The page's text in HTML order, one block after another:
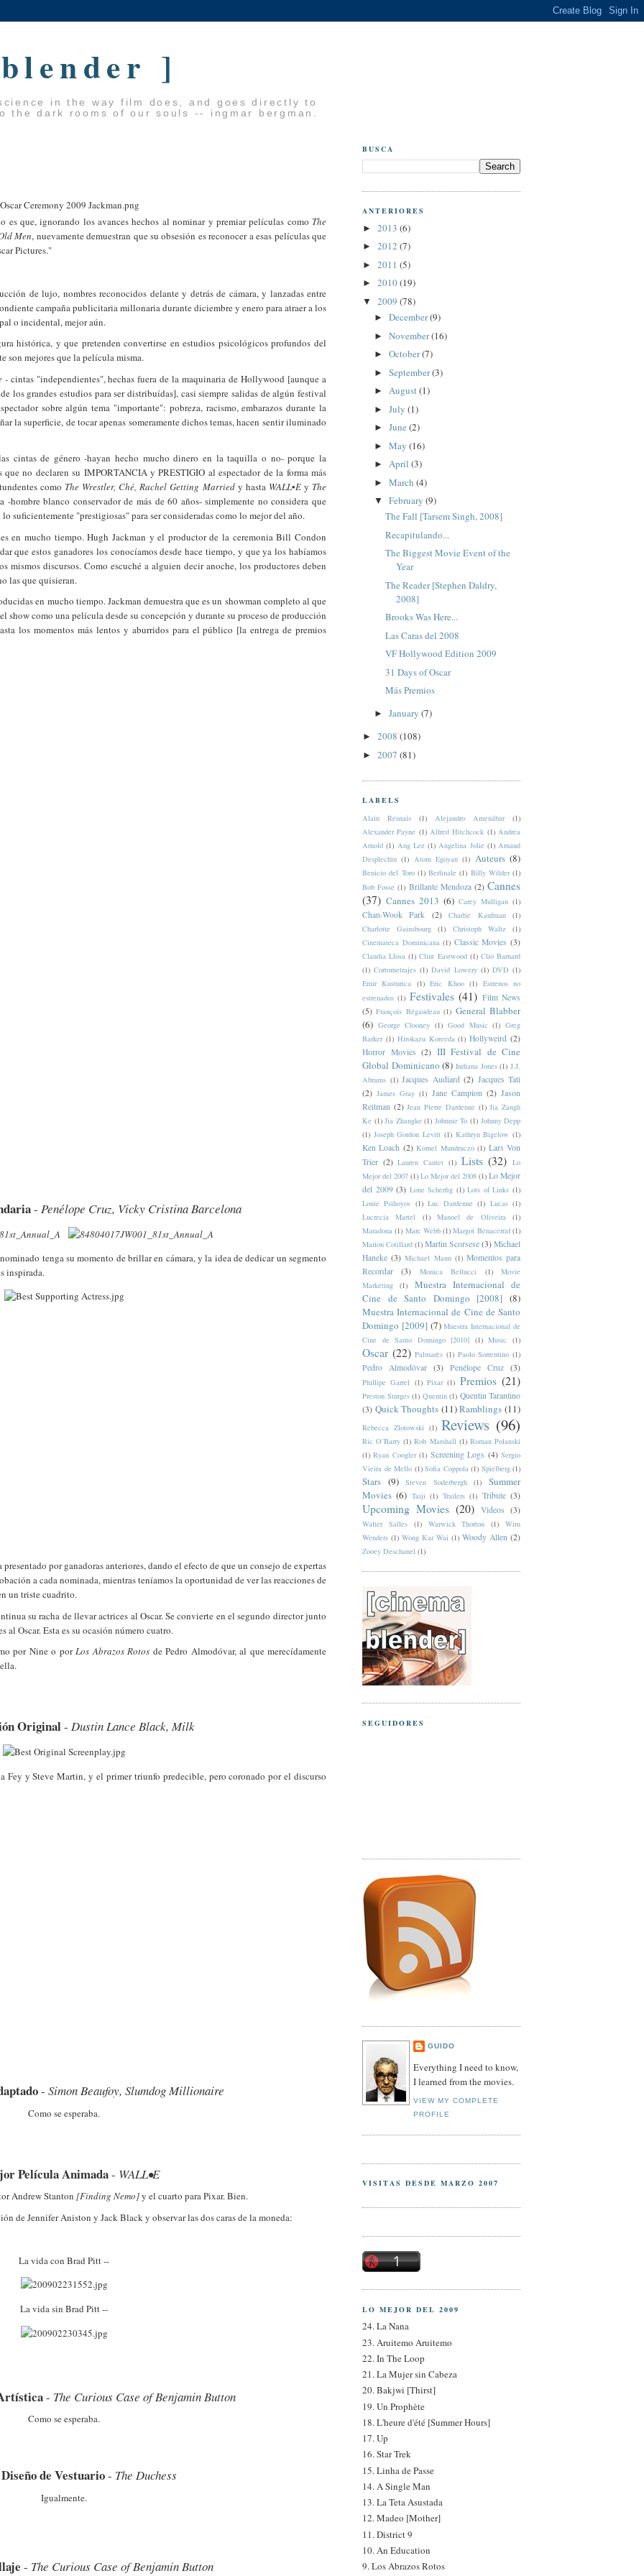
]
in the way film does, and goes directly to
the dark rooms of our souls -- ingmar bergman.
es que, ignorando los avances hechos al nominar y premiar películas como The
Men, nuevamente demuestran que su obsesión es reconocer a esas películas que
Pictures."
de lujo, nombres reconocidos delante y detrás de cámara, y lanzadas entre
campaña publicitaria millonaria durante diciembre y enero para atraer a los
o incidental, mejor aún.
histórica, y que pretenden convertirse en estudios psicológicos profundos del
son mejores que la película misma.
-cintas "independientes", hechas fuera de la maquinaria de Hollywood [aunque a
los grandes estudios para ser distribuídas], casi siempre salidas de algún festival
sobre algún tema "importante": pobreza, racismo, embarazos durante la
la superficie, de tocar apenas someramente dichos temas, hacen sentir iluminado
cintas de género -hayan hecho mucho dinero en la taquilla o no- porque la
no declaren su IMPORTANCIA y PRESTIGIO al espectador de la forma más
como The Wrestler, Ché, Rachel Getting Marriedy hasta WALL•Ey The
hombre blanco conservador de más de 60 años- simplemente no considera que
lo suficientemente "prestigiosas" para ser consideradas como lo mejor del año.
en mucho tiempo. Hugh Jackman y el productor de la ceremonia Bill Condon
que estos ganadores los conocíamos desde hace tiempo, y que ya los habíamos
mismos discursos. Como escuché a alguien decir anoche, los productores deben
las que quisieran.
en mucho tiempo. Jackman demuestra que es un showman completo al que
show como una película desde su concepción y durante su proceso de producción
los momentos más lentos y aburridos para el público [la entrega de premios
- Penélope Cruz, Vicky Cristina Barcelona
tenga su momento de brillar en cámara, y la idea de dedicar un segmento
inspirada.
por ganadoras anteriores, dando el efecto de que un consejo de expertas
a cada nominada, mientras teníamos la oportunidad de ver las reacciones de
un triste cuadrito.
su racha de llevar actrices al Oscar. Se convierte en el segundo director junto
al Oscar. Esta es su ocasión número cuatro.
por Nine o porLos Abrazos Rotos de Pedro Almodóvar, al que merecídamente
Original- Dustin Lance Black, Milk
Fey y Steve Martin, y el primer triunfo predecible, pero coronado por el discurso
- Simon Beaufoy, Slumdog Millionaire
Como se esperaba.
Película Animada- WALL•E
Andrew Stanton [Finding Nemo]y el cuarto para Pixar. Bien.
de Jennifer Aniston y Jack Black y observar las dos caras de la moneda:
La vida con Brad Pitt --
La vida sin Brad Pitt --
- The Curious Case of Benjamin Button
Como se esperaba.
de Vestuario- The Duchess
Igualmente.
- The Curious Case of Benjamin Button
BUSCA
ANTERIORES
► 2013 (6)
► 2012 (7)
► 2011 (5)
► 2010(19)
▼ 2009 (78)
► December(9)
► November(16)
► October(7)
► September(3)
► August(1)
► July (1)
► June (2)
► May (16)
► April (3)
► March (4)
▼ February (9)
The Fall [Tarsem Singh, 2008]
Recapitulando...
The Biggest Movie Event of the
Year
The Reader [Stephen Daldry,
2008]
Brooks Was Here...
Las Caras del 2008
VF Hollywood Edition 2009
31 Days of Oscar
Más Premios
► January (7)
► 2008 (108)
► 2007 (81)
LABELS
Alain Resnais
(1) Alejandro Amenábar
(1)
Alexander Payne (1) Alfred Hitchcock (1) Andrea
Arnold (1) Ang Lee (1) Angelina Jolie (1) Arnaud
Desplechin (1) Atom Egoyan (1) Auteurs (8)
Benicio del Toro (1) Berlinale (1) Billy Wilder (1)
Bob Fosse (1) Brillante Mendoza (2) Cannes
(37) Cannes 2013 (6) Carey Mulligan (1)
Chan-Wook Park (2) Charlie Kaufman
(1)
Charlotte Gainsbourg
(1) Christoph Waltz
(1)
Cinemateca Dominicana (1) Classic Movies (3)
Claudia Llosa (1) Clint Eastwood (1) Clio Barnard
(1) Cortometrajes (1) David Lowery (1) DVD (1)
Emir Kusturica (1) Eric Khoo (1) Estrenos no
estrenados (1) Festivales (41) Film News
(5) François Bégaudeau (1) General Blabber
(6) George Clooney (1) Good Music (1) Greg
Barker (1) Hirokazu Koreeda (1) Hollyweird (2)
Horror Movies (2) III Festival de Cine
Global Dominicano (8) Indiana Jones (1) J.J.
Abrams (1) Jacques Audiard (2) Jacques Tati
(2) James Gray (1) Jane Campion (2) Jason
Reitman (2) Jean Pierre Dardenne (1) Jia Zangh
Ke (1) Jia Zhangke (1) Johnnie To (1) Johnny Depp
(1) Joseph Gordon Levitt (1) Kathryn Bigelow (1)
Ken Loach (2) Kornel Mundruczo (1) Lars Von
Trier (2) Lauren Cantet (1) Lists (32) Lo
Mejor del 2007 (1) Lo Mejor del 2008 (1) Lo Mejor
del 2009 (3) Lone Scherfig (1) Lots of Links (1)
Louie Psihoyos (1) Luc Dardenne (1) Lucas (1)
Lucrecia Martel
(1) Manoel de Oliveira
(1)
Maradona (1) Marc Webb (1) Margot Benacerraf (1)
Marion Cotillard (1) Martin Scorsese (3) Michael
Haneke (3) Michael Mann (1) Momentos para
Recordar
(3) Monica Bellucci (1)
Movie
Marketing
(1)
Muestra Internacional de
Cine de Santo Domingo [2008] (8)
Muestra Internacional de Cine de Santo
Domingo [2009] (7) Muestra Internacional de
Cine de Santo Domingo [2010] (1) Music (1)
Oscar (22) Palmarès (1) Paolo Sorrentino (1)
Pedro Almodóvar (3) Penélope Cruz (3)
Phillipe Garrel (1) Pixar (1) Premios (21)
Preston Sturges (1) Quentin (1) Quentin Tarantino
(3) Quick Thoughts (11) Ramblings (11)
Rebecca Zlotowski (1) Reviews (96)
Ric O’Barry (1) Rob Marshall (1) Roman Polanski
(1) Ryan Coogler (1) Screening Logs (4) Sergio
Vieira de Mello (1) Sofia Coppola (1) Spielberg (1)
Stars (9) Steven Soderbergh (1)
Summer
Movies (6) Taiji (1) Trailers (1) Tribute (3)
Upcoming Movies (20) Videos (3)
Walter Salles (1) Warwick Thorton (1)
Wim
Wenders (1) Wong Kar Wai (1) Woody Allen (2)
Zooey Deschanel (1)
SEGUIDORES
GUIDO
Everything I need to know,
I learned from the movies.
VIEW MY COMPLETE
PROFILE
VISITAS DESDE MARZO 2007
LO MEJOR DEL 2009
24. La Nana
23. Aruitemo Aruitemo
22. In The Loop
21. La Mujer sin Cabeza
20. Bakjwi [Thirst]
19. Un Prophète
18. L'heure d'été [Summer Hours]
17. Up
16. Star Trek
15. Linha de Passe
14. A Single Man
13. La Teta Asustada
12. Madeo [Mother]
11. District 9
10. An Education
9. Los Abrazos Rotos